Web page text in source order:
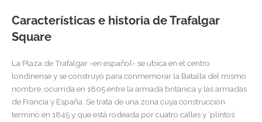
Características e historia de Trafalgar
Square
La Plaza de Trafalgar -en español- se ubica en el centro
londinense y se construyó para conmemorar la Batalla del mismo
nombre, ocurrida en 1805 entre la armada británica y las armadas
de Francia y España. Se trata de una zona cuya construcción
terminó en 1845 y que está rodeada por cuatro calles y ‘plintos’